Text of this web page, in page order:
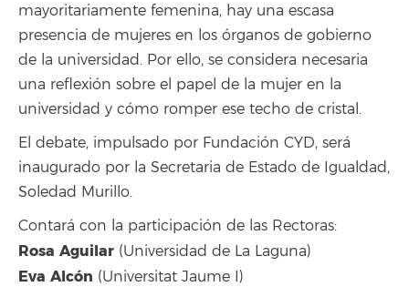
mayoritariamente femenina, hay una escasa
presencia de mujeres en los órganos de gobierno
de la universidad. Por ello, se considera necesaria
una reflexión sobre el papel de la mujer en la
universidad y cómo romper ese techo de cristal.
El debate, impulsado por Fundación CYD, será
inaugurado por la Secretaria de Estado de Igualdad,
Soledad Murillo.
Contará con la participación de las Rectoras:
Rosa Aguilar (Universidad de La Laguna)
Eva Alcón (Universitat Jaume I)